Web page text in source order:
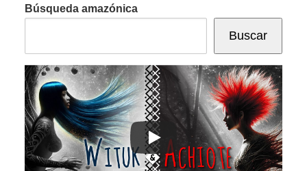
Búsqueda amazónica
Buscar